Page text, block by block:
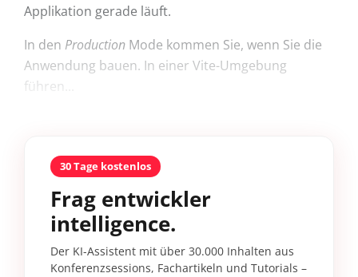
Applikation gerade läuft.
In den Production Mode kommen Sie, wenn Sie die
Anwendung bauen. In einer Vite-Umgebung
führen...
30 Tage kostenlos
Frag entwickler
intelligence.
Der KI-Assistent mit über 30.000 Inhalten aus
Konferenzsessions, Fachartikeln und Tutorials –